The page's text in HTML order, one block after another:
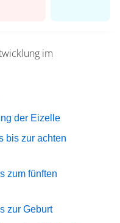
im
der Eizelle
bis zur achten
zum fünften
zur Geburt